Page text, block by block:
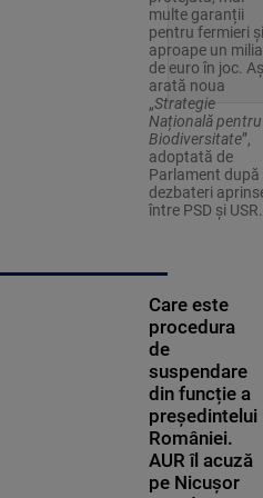
multe garanții
pentru fermieri și
aproape un
de euro în joc.
arată noua
„Strategie
Națională pentru
Biodiversitate”,
adoptată de
Parlament după
dezbateri
între PSD și USR.
Care este
procedura
de
suspendare
din funcție a
președintelui
României.
AUR îl acuză
pe Nicușor